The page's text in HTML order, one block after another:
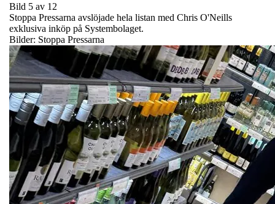
Bild 5 av 12
Stoppa Pressarna avslöjade hela listan med Chris O'Neills
exklusiva inköp på Systembolaget.
Bilder: Stoppa Pressarna